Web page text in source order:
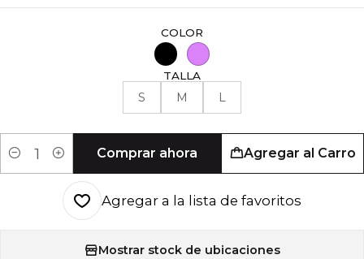
COLOR
TALLA
S M L
Cantidad
Agregar al Carro
Comprar ahora
Agregar a la lista de favoritos
Mostrar stock de ubicaciones